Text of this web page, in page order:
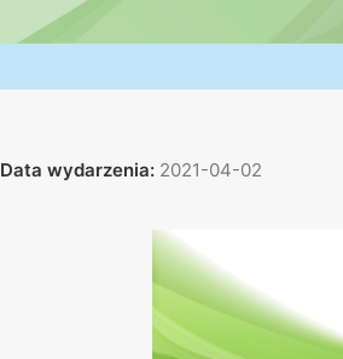
Data wydarzenia:2021-04-02